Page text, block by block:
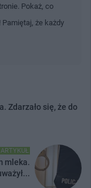
Pokaż, co
że każdy
Zdarzało się, że do
mleka.